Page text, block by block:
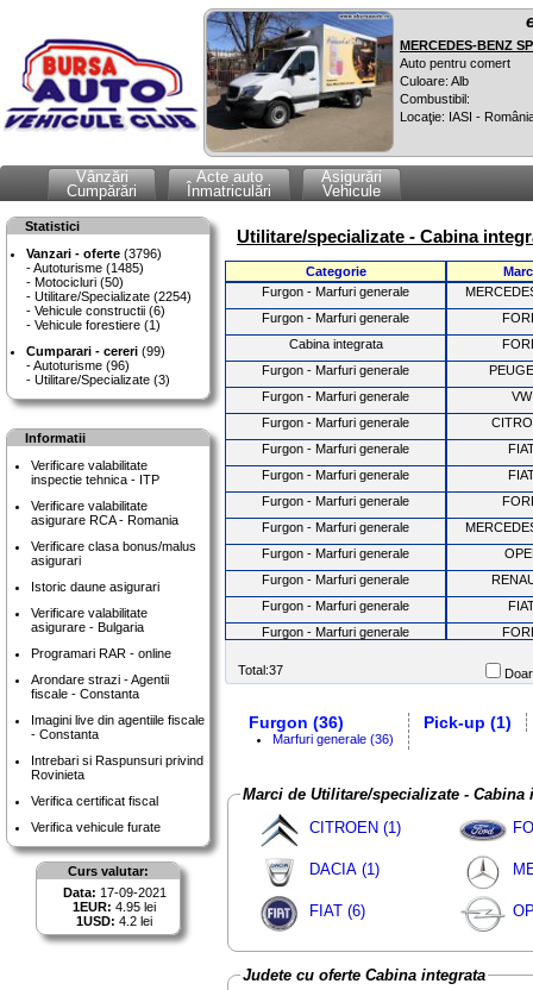
MERCEDES-BENZ
Auto pentru comert
Culoare: Alb
Combustibil:
Locaţie: IASI -
Vânzări
Cumpărări
Acte auto
Înmatriculări
Asigurări
Vehicule
Statistici
Vanzari - oferte (3796)
Autoturisme (1485)
Motocicluri (50)
Utilitare/Specializate (2254)
Vehicule constructii (6)
Vehicule forestiere (1)
Cumparari - cereri (99)
Autoturisme (96)
Utilitare/Specializate (3)
Informatii
Verificare valabilitate
inspectie tehnica - ITP
Verificare valabilitate
asigurare RCA - Romania
Verificare clasa bonus/malus
asigurari
Istoric daune asigurari
Verificare valabilitate
asigurare - Bulgaria
Programari RAR - online
Arondare strazi - Agentii
fiscale - Constanta
Imagini live din agentiile fiscale
- Constanta
Intrebari si Raspunsuri privind
Rovinieta
Verifica certificat fiscal
Verifica vehicule furate
Curs valutar:
Data: 17-09-2021
1EUR: 4.95 lei
1USD: 4.2 lei
Utilitare/specializate - Cabina
Categorie
Furgon - Marfuri generale
Furgon - Marfuri generale
Cabina integrata
Furgon - Marfuri generale
Furgon - Marfuri generale
VW
Furgon - Marfuri generale
Furgon - Marfuri generale
Furgon - Marfuri generale
Furgon - Marfuri generale
Furgon - Marfuri generale
Furgon - Marfuri generale
Furgon - Marfuri generale
Furgon - Marfuri generale
Furgon - Marfuri generale
Furgon - Marfuri generale
Furgon - Marfuri generale
Furgon - Marfuri generale
VW
Furgon - Marfuri generale
Furgon - Marfuri generale
Furgon - Marfuri generale
Furgon - Marfuri generale
Furgon - Marfuri generale
Pick-up
Furgon - Marfuri generale
Total:37
Furgon (36)
Marfuri generale (36)
Pick-up (1)
Marci de Utilitare/specializate - Cabina
CITROEN (1)
DACIA (1)
FIAT (6)
Judete cu oferte Cabina integrata